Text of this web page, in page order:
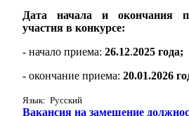
Дата начала и окончания
участия в конкурсе:
- начало приема: 26.12.2025 года;
- окончание приема: 20.01.2026
Язык: Русский
Вакансия на замещение